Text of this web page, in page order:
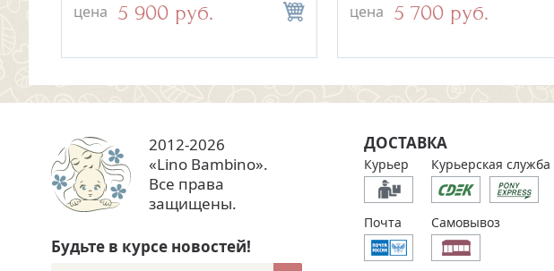
цена 5 900 руб. цена 5 700 руб.
цена 900 руб. цена 900 руб.
2012-2026
«Lino Bambino».
Все права
защищены.
Будьте в курсе новостей!
ДОСТАВКА
Курьер Курьерская служба
Почта Самовывоз